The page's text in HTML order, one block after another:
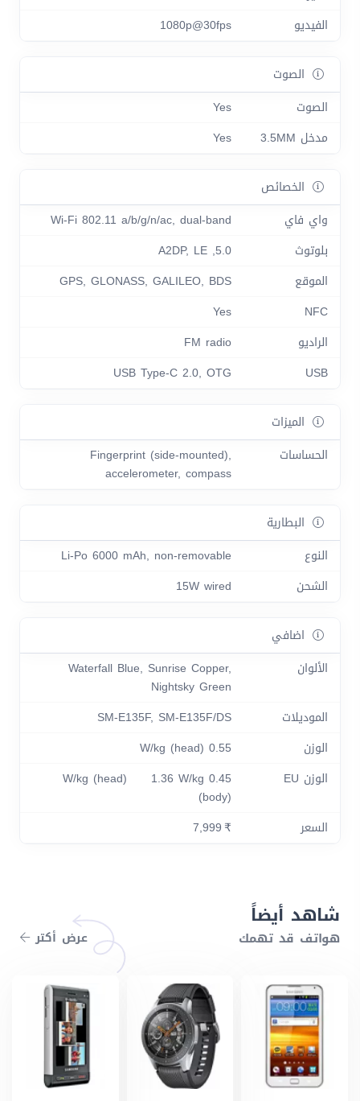
الفيديو
1080p@30fps
الصوت
الصوت
Yes
مدخل 3.5MM
Yes
الخصائص
واي فاي
Wi-Fi 802.11 a/b/g/n/ac, dual-band
بلوتوث
5.0, A2DP, LE
الموقع
GPS, GLONASS, GALILEO, BDS
NFC
Yes
الراديو
FM radio
USB
USB Type-C 2.0, OTG
الميزات
الحساسات
Fingerprint (side-mounted),
accelerometer, compass
البطارية
النوع
Li-Po 6000 mAh, non-removable
الشحن
15W wired
اضافي
الألوان
Waterfall Blue, Sunrise Copper,
Nightsky Green
الموديلات
SM-E135F, SM-E135F/DS
الوزن
0.55 W/kg (head)
الوزن EU
0.45 W/kg (head) 1.36 W/kg
(body)
السعر
₹ 7,999
شاهد أيضاً
هواتف قد تهمك عرض أكتر